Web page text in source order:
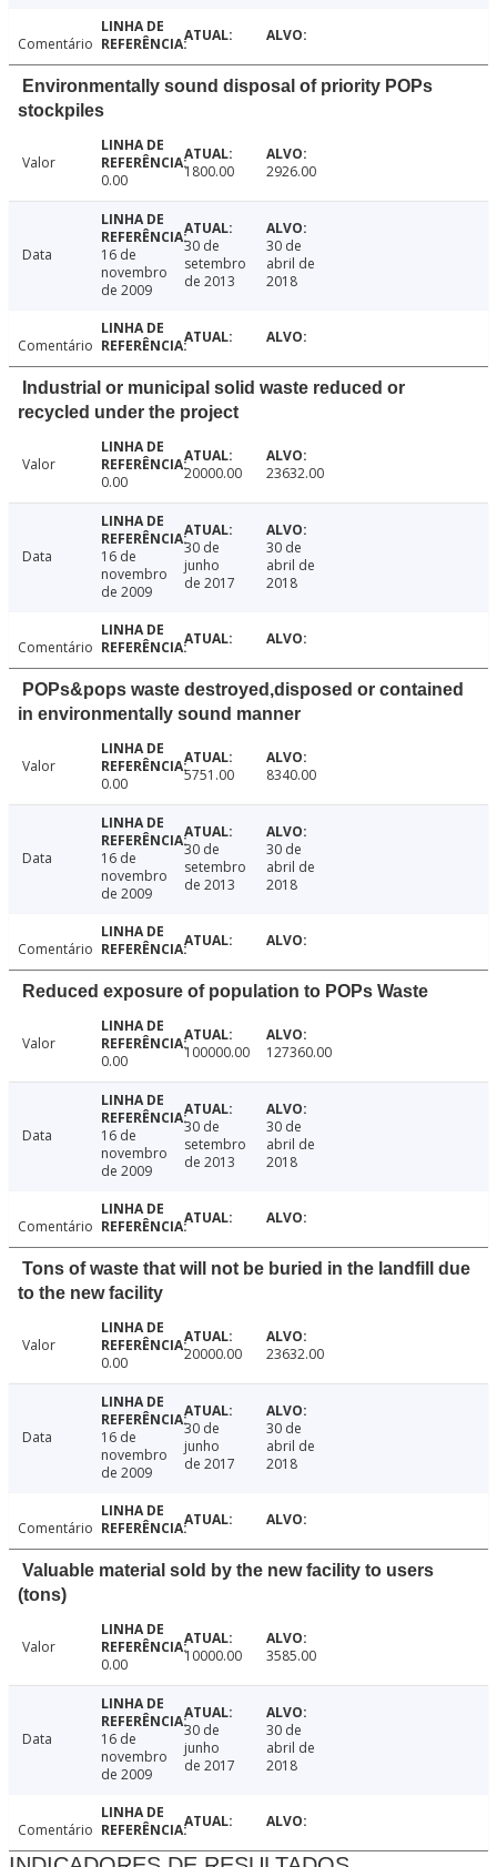
Comentário
Environmentally sound disposal of priority POPs
stockpiles
Valor
0.00
1800.00 2926.00
Data
16 de
novembro
de 2009
30 de
setembro
de 2013
30 de
abril de
2018
Comentário
Industrial or municipal solid waste reduced or
recycled under the project
Valor
0.00
20000.00 23632.00
Data
16 de
novembro
de 2009
30 de
junho
de 2017
30 de
abril de
2018
Comentário
POPs&pops waste destroyed,disposed or contained
in environmentally sound manner
Valor
0.00
5751.00 8340.00
Data
16 de
novembro
de 2009
30 de
setembro
de 2013
30 de
abril de
2018
Comentário
Reduced exposure of population to POPs Waste
Valor
0.00
100000.00 127360.00
Data
16 de
novembro
de 2009
30 de
setembro
de 2013
30 de
abril de
2018
Comentário
Tons of waste that will not be buried in the landfill due
to the new facility
Valor
0.00
20000.00 23632.00
Data
16 de
novembro
de 2009
30 de
junho
de 2017
30 de
abril de
2018
Comentário
Valuable material sold by the new facility to users
(tons)
Valor
0.00
10000.00 3585.00
Data
16 de
novembro
de 2009
30 de
junho
de 2017
30 de
abril de
2018
Comentário